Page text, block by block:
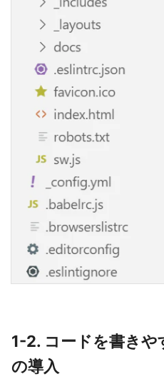
1-2. コードを書き
の導入